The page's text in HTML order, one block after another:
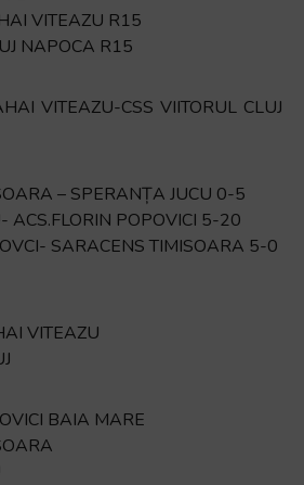
VITEAZU R15
NAPOCA R15
VITEAZU-CSS VIITORUL CLUJ
– SPERANȚA JUCU 0-5
ACS.FLORIN POPOVICI 5-20
SARACENS TIMISOARA 5-0
VITEAZU
BAIA MARE